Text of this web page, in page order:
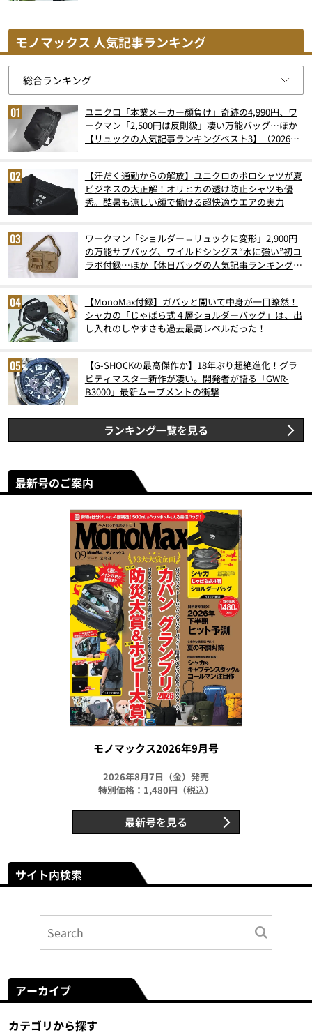
モノマックス 人気記事ランキング
ユニクロ「本業メーカー顔負け」奇跡の4,990円、ワ
ークマン「2,500円は反則級」凄い万能バッグ…ほか
【リュックの人気記事ランキングベスト3】（2026年
【汗だく通勤からの解放】ユニクロのポロシャツが夏
ビジネスの大正解！オリヒカの透け防止シャツも優
秀。酷暑も涼しい顔で働ける超快適ウエアの実力
ワークマン「ショルダー⇔リュックに変形」2,900円
の万能サブバッグ、ワイルドシングス“水に強い”初コ
ラボ付録…ほか【休日バッグの人気記事ランキングベ
【MonoMax付録】ガバッと開いて中身が一目瞭然！
シャカの「じゃばら式４層ショルダーバッグ」は、出
し入れのしやすさも過去最高レベルだった！
【G-SHOCKの最高傑作か】18年ぶり超絶進化！グラ
ビティマスター新作が凄い。開発者が語る「GWR-
B3000」最新ムーブメントの衝撃
ランキング一覧を見る
最新号のご案内
モノマックス2026年9月号
2026年8月7日（金）発売
特別価格：1,480円（税込）
最新号を見る
サイト内検索
アーカイブ
カテゴリから探す